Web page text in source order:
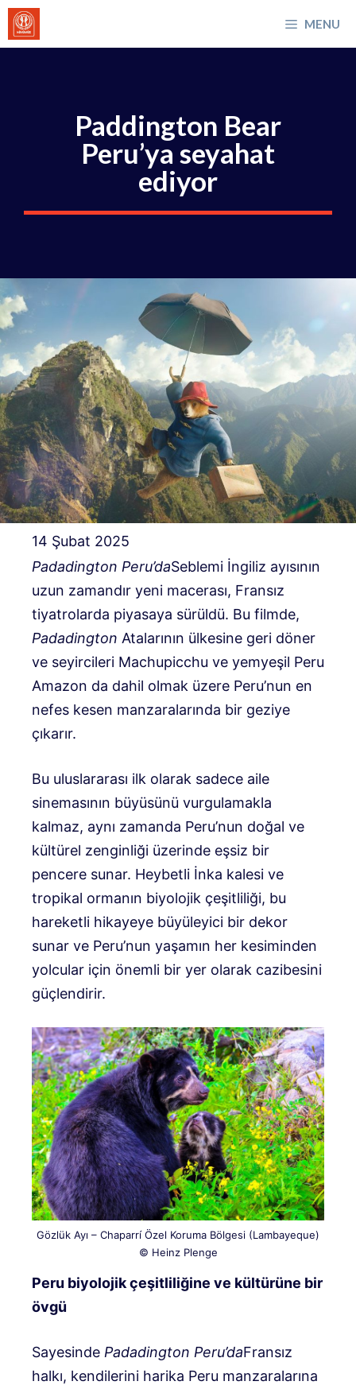
İçeriğe
atla
MENU
Paddington Bear
Peru’ya seyahat
ediyor
14 Şubat 2025
Padadington Peru’daSeblemi İngiliz ayısının
uzun zamandır yeni macerası, Fransız
tiyatrolarda piyasaya sürüldü. Bu filmde,
Padadington Atalarının ülkesine geri döner
ve seyircileri Machupicchu ve yemyeşil Peru
Amazon da dahil olmak üzere Peru’nun en
nefes kesen manzaralarında bir geziye
çıkarır.
Bu uluslararası ilk olarak sadece aile
sinemasının büyüsünü vurgulamakla
kalmaz, aynı zamanda Peru’nun doğal ve
kültürel zenginliği üzerinde eşsiz bir
pencere sunar. Heybetli İnka kalesi ve
tropikal ormanın biyolojik çeşitliliği, bu
hareketli hikayeye büyüleyici bir dekor
sunar ve Peru’nun yaşamın her kesiminden
yolcular için önemli bir yer olarak cazibesini
güçlendirir.
Gözlük Ayı – Chaparrí Özel Koruma Bölgesi (Lambayeque)
© Heinz Plenge
Peru biyolojik çeşitliliğine ve kültürüne bir
övgü
Sayesinde Padadington Peru’daFransız
halkı, kendilerini harika Peru manzaralarına